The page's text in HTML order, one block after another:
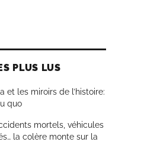
PLUS LUS
et les miroirs de l’histoire:
quo
mortels, véhicules
la colère monte sur la